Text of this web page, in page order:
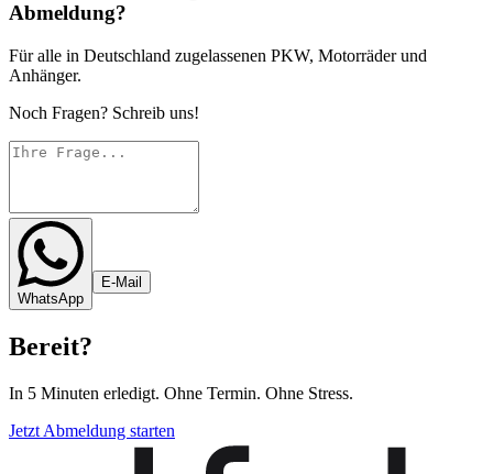
Abmeldung?
Für alle in Deutschland zugelassenen PKW, Motorräder und
Anhänger.
Noch Fragen? Schreib uns!
WhatsApp
E-Mail
Bereit?
In 5 Minuten erledigt. Ohne Termin. Ohne Stress.
Jetzt Abmeldung starten